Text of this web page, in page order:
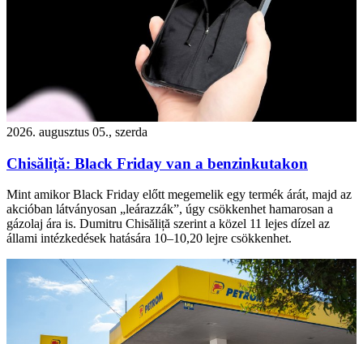
2026. augusztus 05., szerda
Chisăliță: Black Friday van a benzinkutakon
Mint amikor Black Friday előtt megemelik egy termék árát, majd az
akcióban látványosan „leárazzák”, úgy csökkenhet hamarosan a
gázolaj ára is. Dumitru Chisăliță szerint a közel 11 lejes dízel az
állami intézkedések hatására 10–10,20 lejre csökkenhet.